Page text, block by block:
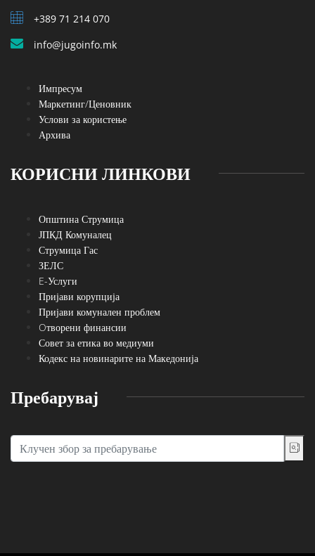
+389 71 214 070
info@jugoinfo.mk
Импресум
Маркетинг/Ценовник
Услови за користење
Архива
КОРИСНИ ЛИНКОВИ
Општина Струмица
ЈПКД Комуналец
Струмица Гас
ЗЕЛС
E-Услуги
Пријави корупција
Пријави комунален проблем
Oтворени финансии
Совет за етика во медиуми
Кодекс на новинарите на Македонија
Пребарувај